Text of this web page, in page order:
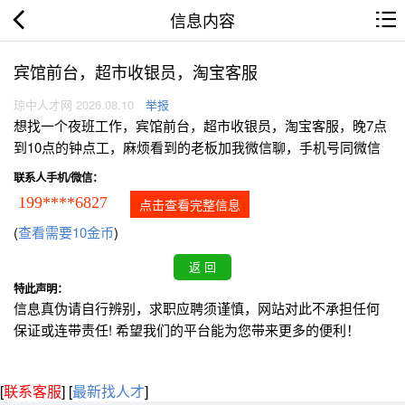
信息内容
宾馆前台，超市收银员，淘宝客服
琼中人才网 2026.08.10 举报
想找一个夜班工作，宾馆前台，超市收银员，淘宝客服，晚7点
到10点的钟点工，麻烦看到的老板加我微信聊，手机号同微信
联系人手机/微信：
199****6827 点击查看完整信息
(查看需要10金币)
特此声明：
信息真伪请自行辨别，求职应聘须谨慎，网站对此不承担任何
保证或连带责任! 希望我们的平台能为您带来更多的便利！
[联系客服] [最新找人才]